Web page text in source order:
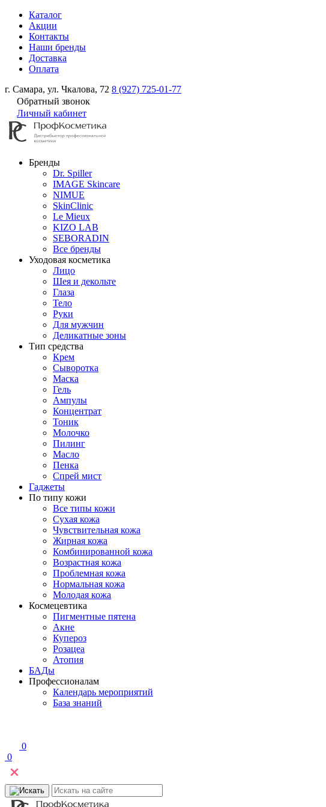
Каталог
Акции
Контакты
Наши бренды
Доставка
Оплата
г. Самара, ул. Чкалова, 72 8 (927) 725-01-77
Обратный звонок
Личный кабинет
Бренды
Dr. Spiller
IMAGE Skincare
NIMUE
SkinClinic
Le Mieux
KIZO LAB
SEBORADIN
Все бренды
Уходовая косметика
Лицо
Шея и декольте
Глаза
Тело
Руки
Для мужчин
Деликатные зоны
Тип средства
Крем
Сыворотка
Маска
Гель
Ампулы
Концентрат
Тоник
Молочко
Пилинг
Масло
Пенка
Спрей мист
Гаджеты
По типу кожи
Все типы кожи
Сухая кожа
Чувствительная кожа
Жирная кожа
Комбинированной кожа
Возрастная кожа
Проблемная кожа
Нормальная кожа
Молодая кожа
Космецевтика
Пигментные пятена
Акне
Купероз
Розацеа
Атопия
БАДы
Профессионалам
Календарь мероприятий
База знаний
0
0